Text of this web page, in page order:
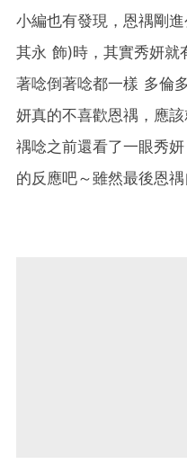
小編也有發現，恩禑剛
其永 飾)時，其實秀妍就
著唸倒著唸都一樣 多倫
妍真的不喜歡恩禑，應
禑唸之前還看了一眼秀
的反應吧～雖然最後恩